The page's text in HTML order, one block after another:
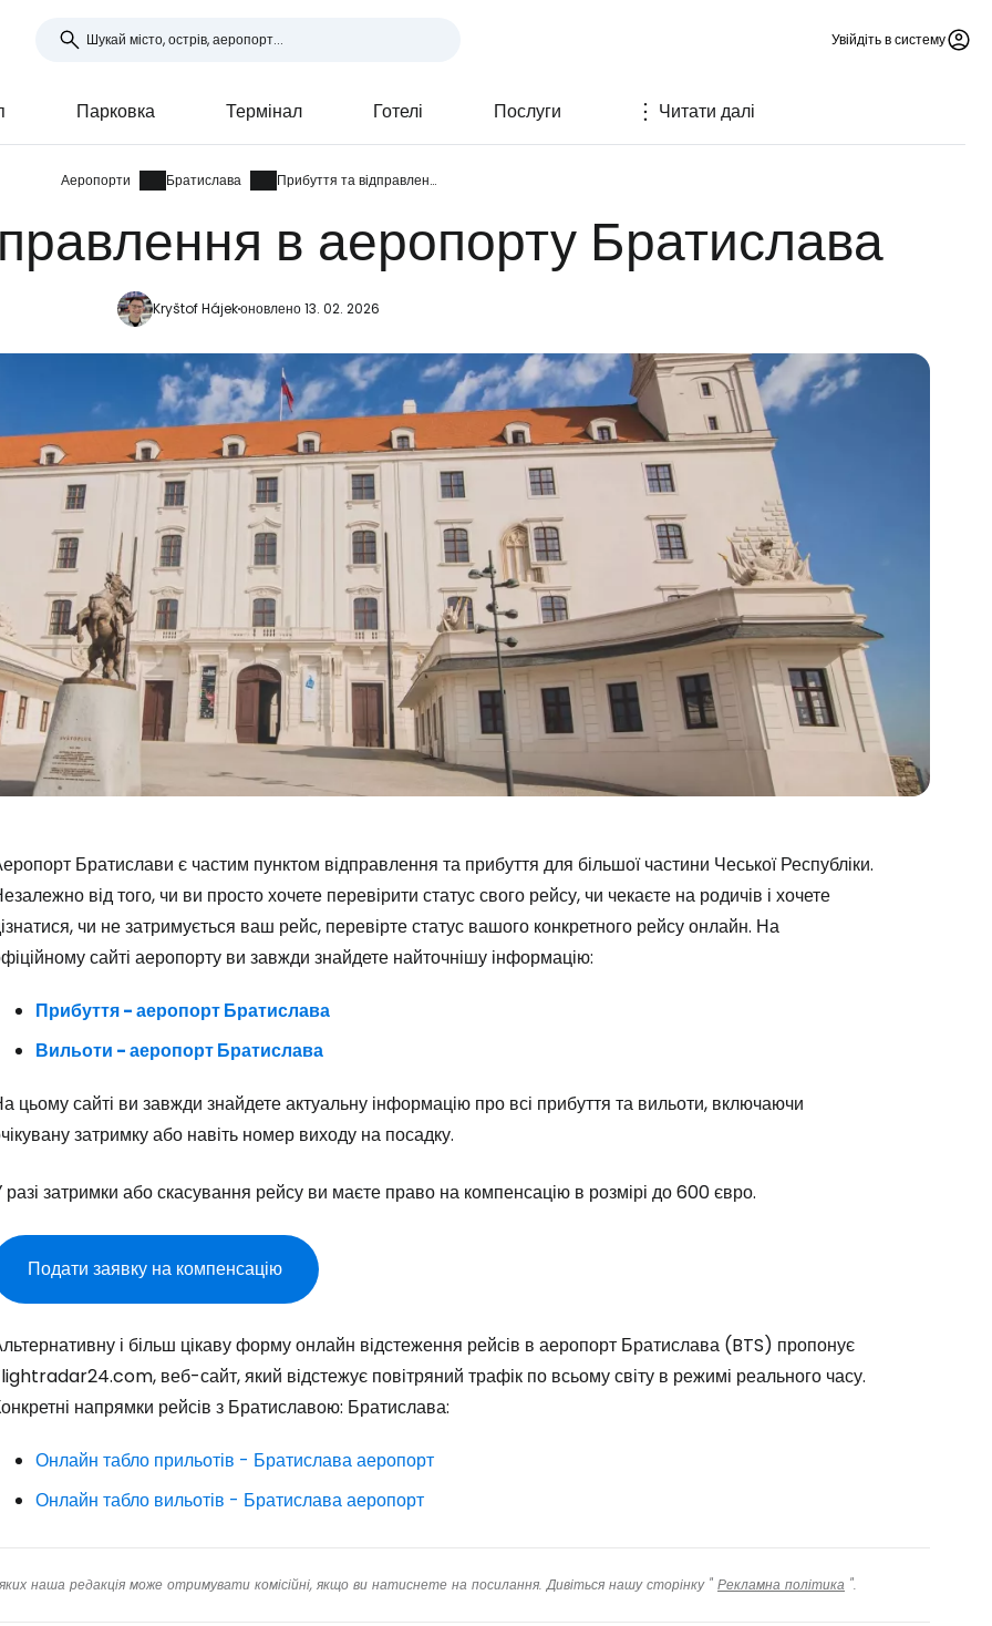
Увійдіть в систему
Парковка Термінал Готелі Послуги Читати далі
Аеропорти Братислава Прибуття та відправлення
в аеропорту Братислава
Kryštof Hájekоновлено 13. 02. 2026
Братислави є частим пунктом відправлення та прибуття для більшої частини Чеської Республіки.
від того, чи ви просто хочете перевірити статус свого рейсу, чи чекаєте на родичів і хочете
чи не затримується ваш рейс, перевірте статус вашого конкретного рейсу онлайн. На
сайті аеропорту ви завжди знайдете найточнішу інформацію:
Прибуття - аеропорт Братислава
Вильоти - аеропорт Братислава
цьому сайті ви завжди знайдете актуальну інформацію про всі прибуття та вильоти, включаючи
затримку або навіть номер виходу на посадку.
разі затримки або скасування рейсу ви маєте право на компенсацію в розмірі до 600 євро.
Подати заявку на компенсацію
і більш цікаву форму онлайн відстеження рейсів в аеропорт Братислава (BTS) пропонує
веб-сайт, який відстежує повітряний трафік по всьому світу в режимі реального часу.
напрямки рейсів з Братиславою: Братислава:
Онлайн табло прильотів - Братислава аеропорт
Онлайн табло вильотів - Братислава аеропорт
наша редакція може отримувати комісійні, якщо ви натиснете на посилання. Дивіться нашу сторінку " Рекламна політика ".
Увійдіть до Cestee
... світова туристична спільнота